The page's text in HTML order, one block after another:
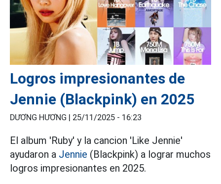
Logros impresionantes de
Jennie (Blackpink) en 2025
DƯƠNG HƯƠNG | 25/11/2025 - 16:23
El album 'Ruby' y la cancion 'Like Jennie'
ayudaron a Jennie (Blackpink) a lograr muchos
logros impresionantes en 2025.